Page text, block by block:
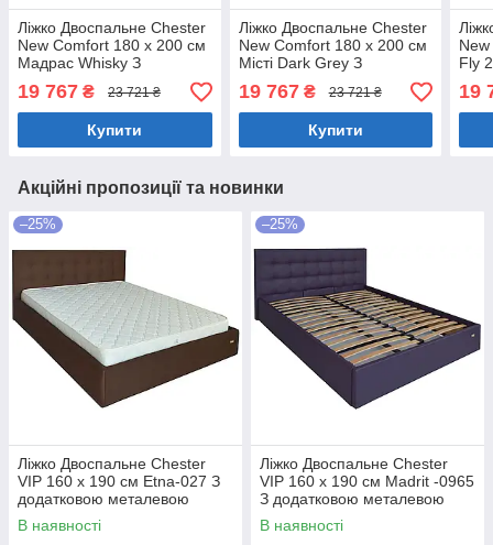
Ліжко Двоспальне Chester
New Comfort 180 х 200 см
Мадрас Whisky З
підйомним механізмом та
нішою для білизни
Коричневий
19 767 ₴ 23 721 ₴
Купити
Ліжко Двоспальне Chester
New Comfort 180 х 200 см
Місті Dark Grey З
підйомним механізмом та
нішою для білизни Темно-
сірий
19 767₴ 23 721 ₴
Купити
Fly
19
Акційні пропозиції та новинки
–25%
Ліжко Двоспальне Chester
VIP 160 х 190 см Etna-027 З
додатковою металевою
цільнозварною рамою
Коричневий
В наявності
–25%
Ліжко Двоспальне Chester
VIP 160 х 190 см Madrit -0965
З додатковою металевою
цільнозварною рамою
Фіолетовий
В наявності